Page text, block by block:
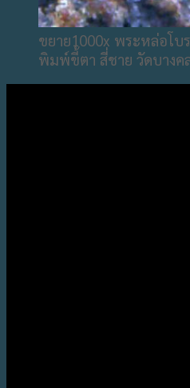
ขยาย1000x พระหล่อโบ
พิมพ์ขี้ตา สี่ชาย วัดบางค